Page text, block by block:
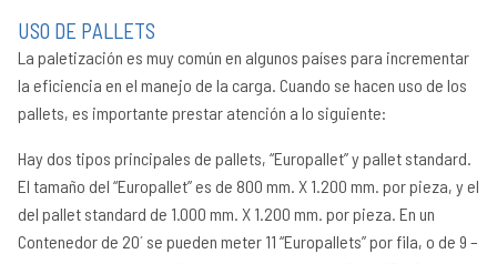
USO DE PALLETS
La paletización es muy común en algunos países para incrementar
la eficiencia en el manejo de la carga. Cuando se hacen uso de los
pallets, es importante prestar atención a lo siguiente:
Hay dos tipos principales de pallets, “Europallet” y pallet standard.
El tamaño del “Europallet” es de 800 mm. X 1.200 mm. por pieza, y el
del pallet standard de 1.000 mm. X 1.200 mm. por pieza. En un
Contenedor de 20´ se pueden meter 11 “Europallets” por fila, o de 9 –